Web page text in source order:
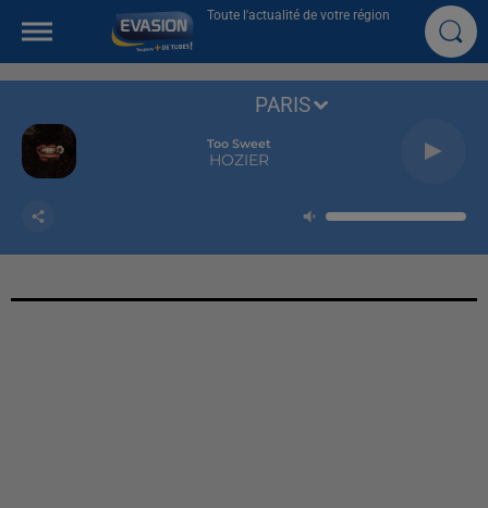
Toute l'actualité de votre région
Too Sweet
HOZIER
PARIS